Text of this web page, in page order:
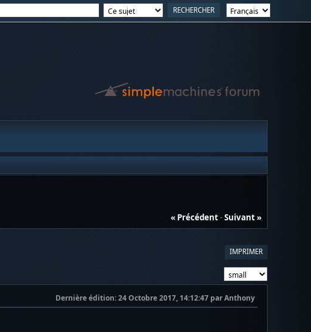
« Précédent-Suivant »
IMPRIMER
Dernière édition: 24 Octobre 2017, 14:12:47 par Anthony